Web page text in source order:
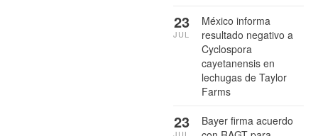
México informa
resultado negativo a
Cyclospora
cayetanensis en
lechugas de Taylor
Farms
23
JUL
Bayer firma acuerdo
23